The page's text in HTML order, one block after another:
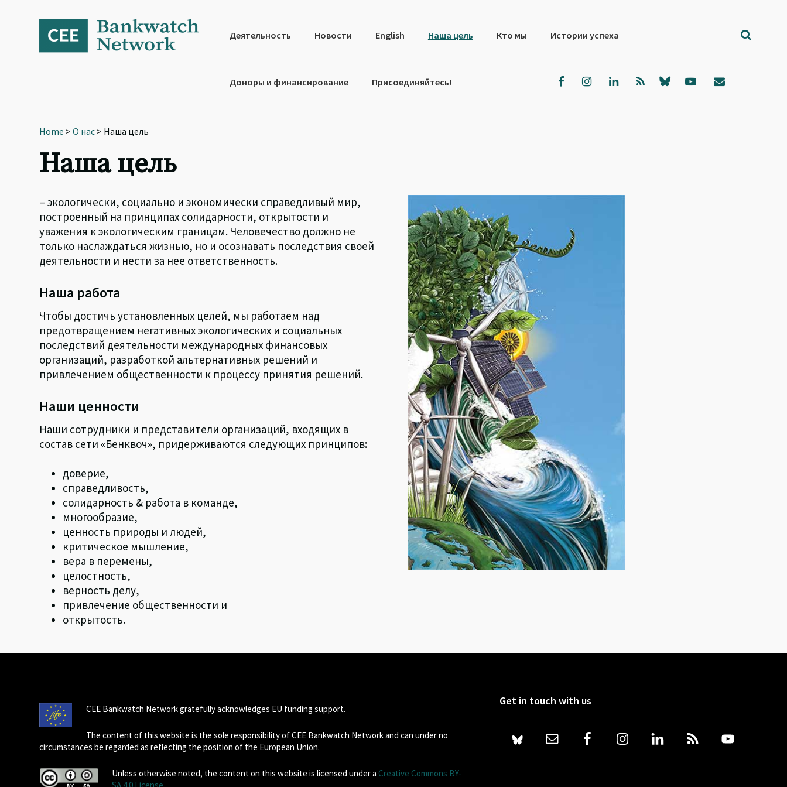
navigation
Деятельность Новости English Наша цель Кто мы Истории успеха
Доноры и финансирование Присоединяйтесь!
Home >О нас > Наша цель
Наша цель
– экологически, социально и экономически справедливый мир,
построенный на принципах солидарности, открытости и
уважения к экологическим границам. Человечество должно не
только наслаждаться жизнью, но и осознавать последствия своей
деятельности и нести за нее ответственность.
Наша работа
Чтобы достичь установленных целей, мы работаем над
предотвращением негативных экологических и социальных
последствий деятельности международных финансовых
организаций, разработкой альтернативных решений и
привлечением общественности к процессу принятия решений.
Наши ценности
Наши сотрудники и представители организаций, входящих в
состав сети «Бенквоч», придерживаются следующих принципов:
доверие,
справедливость,
солидарность & работа в команде,
многообразие,
ценность природы и людей,
критическое мышление,
вера в перемены,
целостность,
верность делу,
привлечение общественности и
открытость.
CEE Bankwatch Network gratefully acknowledges EU funding support.
The content of this website is the sole responsibility of CEE Bankwatch Network and can under no
circumstances be regarded as reflecting the position of the European Union.
Unless otherwise noted, the content on this website is licensed under a Creative Commons BY-
Get in touch with us